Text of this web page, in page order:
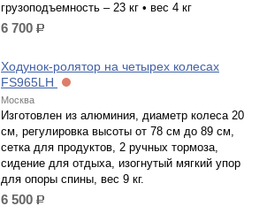
грузоподъемность – 23 кг • вес 4 кг
6 700 р.
Ходунок-ролятор на четырех колесах
FS965LH
Москва
Изготовлен из алюминия, диаметр колеса 20
см, регулировка высоты от 78 см до 89 см,
сетка для продуктов, 2 ручных тормоза,
сидение для отдыха, изогнутый мягкий упор
для опоры спины, вес 9 кг.
6 500 р.